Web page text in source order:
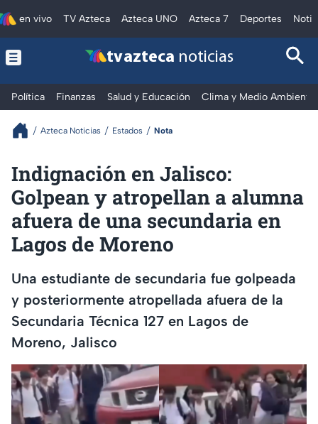
en vivo TV Azteca Azteca UNO Azteca 7 Deportes
tv azteca noticias
Política Finanzas Salud y Educación Clima y Medio Ambiente
Azteca Noticias Estados Nota
Indignación en Jalisco:
Golpean y atropellan a alumna
afuera de una secundaria en
Lagos de Moreno
Una estudiante de secundaria fue golpeada
y posteriormente atropellada afuera de la
Secundaria Técnica 127 en Lagos de
Moreno, Jalisco